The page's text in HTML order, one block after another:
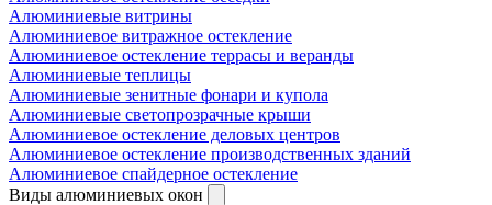
Алюминиевые витрины
Алюминиевое витражное остекление
Алюминиевое остекление террасы и веранды
Алюминиевые теплицы
Алюминиевые зенитные фонари и купола
Алюминиевые светопрозрачные крыши
Алюминиевое остекление деловых центров
Алюминиевое остекление производственных зданий
Алюминиевое спайдерное остекление
Виды алюминиевых окон